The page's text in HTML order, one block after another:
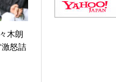
木朗
激怒詰